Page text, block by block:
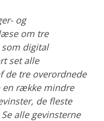
og
om tre
digital
set alle
de tre overordnede
en række mindre
de fleste
alle gevinsterne